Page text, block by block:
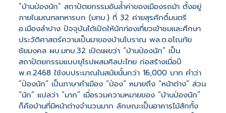
“บ้านป่องนัก” สถาปัตยกรรมอันล้ำค่าของเมืองรถม้า ตั้งอยู่
ภายในมณฑลทหารบก (มทบ.) ที่ 32 ค่ายสุรศักดิ์มนตรี
อ.เมืองลำปาง ปัจจุบันได้เปิดให้นักท่องเที่ยวเข้าชมและศึกษา
ประวัติศาสตร์ความเป็นมาของบ้านโบราณ พล.ต.อโณทัย
ชัยมงคล ผบ.มทบ.32 เปิดเผยว่า “บ้านป่องนัก” เป็น
สถาปัตยกรรมแบบยุโรปผสมศิลปะไทย ก่อสร้างเมื่อปี
พ.ศ.2468 ใช้งบประมาณในสมัยนั้นกว่า 16,000 บาท คำว่า
“ป่องนัก” เป็นภาษาคำเมือง “ป่อง” หมายถึง “หน้าต่าง” ส่วน
“นัก” แปลว่า “มาก” เมื่อรวมความหมายของ “บ้านป่องนัก”
ก็คือบ้านที่มีหน้าต่างจำนวนมาก ลักษณะเป็นอาคารไม้สักทั้ง